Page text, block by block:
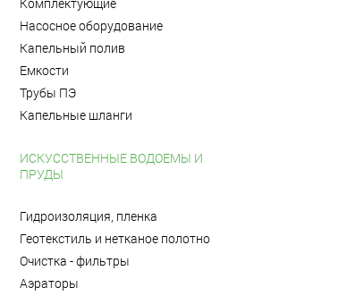
Насосное оборудование
Капельный полив
Емкости
Трубы ПЭ
Капельные шланги
ИСКУССТВЕННЫЕ ВОДОЕМЫ И
ПРУДЫ
Гидроизоляция, пленка
Геотекстиль и нетканое полотно
Очистка - фильтры
Аэраторы